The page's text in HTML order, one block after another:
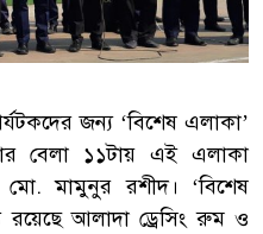
জন্য ‘বিশেষ এলাকা’
বেলা ১১টায় এই এলাকা
মামুনুর রশীদ। ‘বিশেষ
রয়েছে আলাদা ড্রেসিং রুম ও